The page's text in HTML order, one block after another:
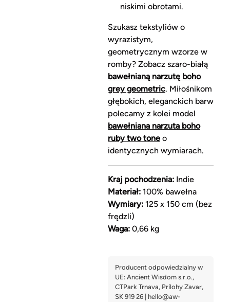
niskimi obrotami.
Szukasz tekstyliów o
wyrazistym,
geometrycznym wzorze w
romby? Zobacz szaro-białą
bawełnianą narzutę boho
grey geometric. Miłośnikom
głębokich, eleganckich barw
polecamy z kolei model
bawełniana narzuta boho
ruby two toneo
identycznych wymiarach.
Kraj pochodzenia:Indie
Materiał:100% bawełna
Wymiary:125 x 150 cm (bez
frędzli)
Waga:0,66 kg